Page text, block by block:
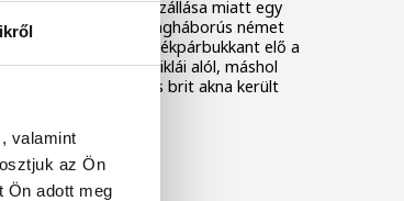
valamint
az Ön
Ön adott meg
rekordalacsony vízállása miatt egy
komplett, II. világháborús német
NZ 350-1 motorkerékpárbukkant elő a
téri rakpart sziklái alól, máshol
egy közel féltonnás brit akna került